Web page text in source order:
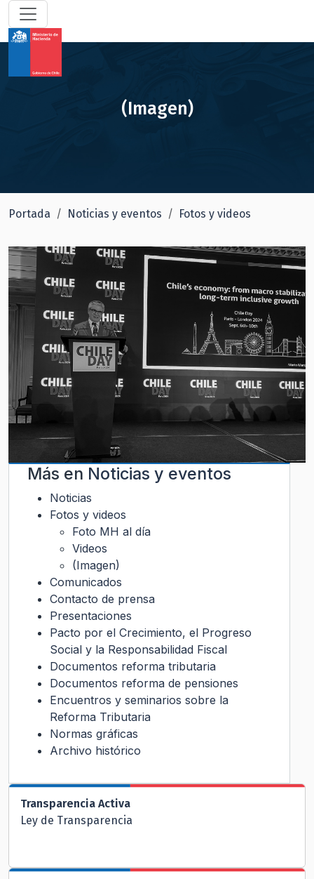
(Imagen)
Portada Noticias y eventos Fotos y videos
Más en Noticias y eventos
Noticias
Fotos y videos
Foto MH al día
Videos
(Imagen)
Comunicados
Contacto de prensa
Presentaciones
Pacto por el Crecimiento, el Progreso
Social y la Responsabilidad Fiscal
Documentos reforma tributaria
Documentos reforma de pensiones
Encuentros y seminarios sobre la
Reforma Tributaria
Normas gráficas
Archivo histórico
Transparencia Activa
Ley de Transparencia